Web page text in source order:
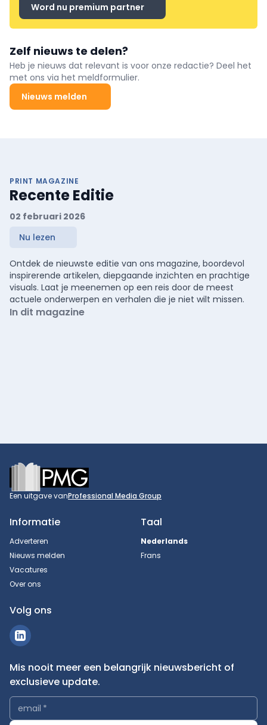
Word nu premium partner
Zelf nieuws te delen?
Heb je nieuws dat relevant is voor onze redactie? Deel het
met ons via het meldformulier.
Nieuws melden
PRINT MAGAZINE
Recente Editie
02 februari 2026
Nu lezen
Ontdek de nieuwste editie van ons magazine, boordevol
inspirerende artikelen, diepgaande inzichten en prachtige
visuals. Laat je meenemen op een reis door de meest
actuele onderwerpen en verhalen die je niet wilt missen.
In dit magazine
Footer
Een uitgave vanProfessional Media Group
Informatie
Adverteren
Nieuws melden
Vacatures
Over ons
Taal
Nederlands
Frans
Volg ons
Mis nooit meer een belangrijk nieuwsbericht of
exclusieve update.
email *